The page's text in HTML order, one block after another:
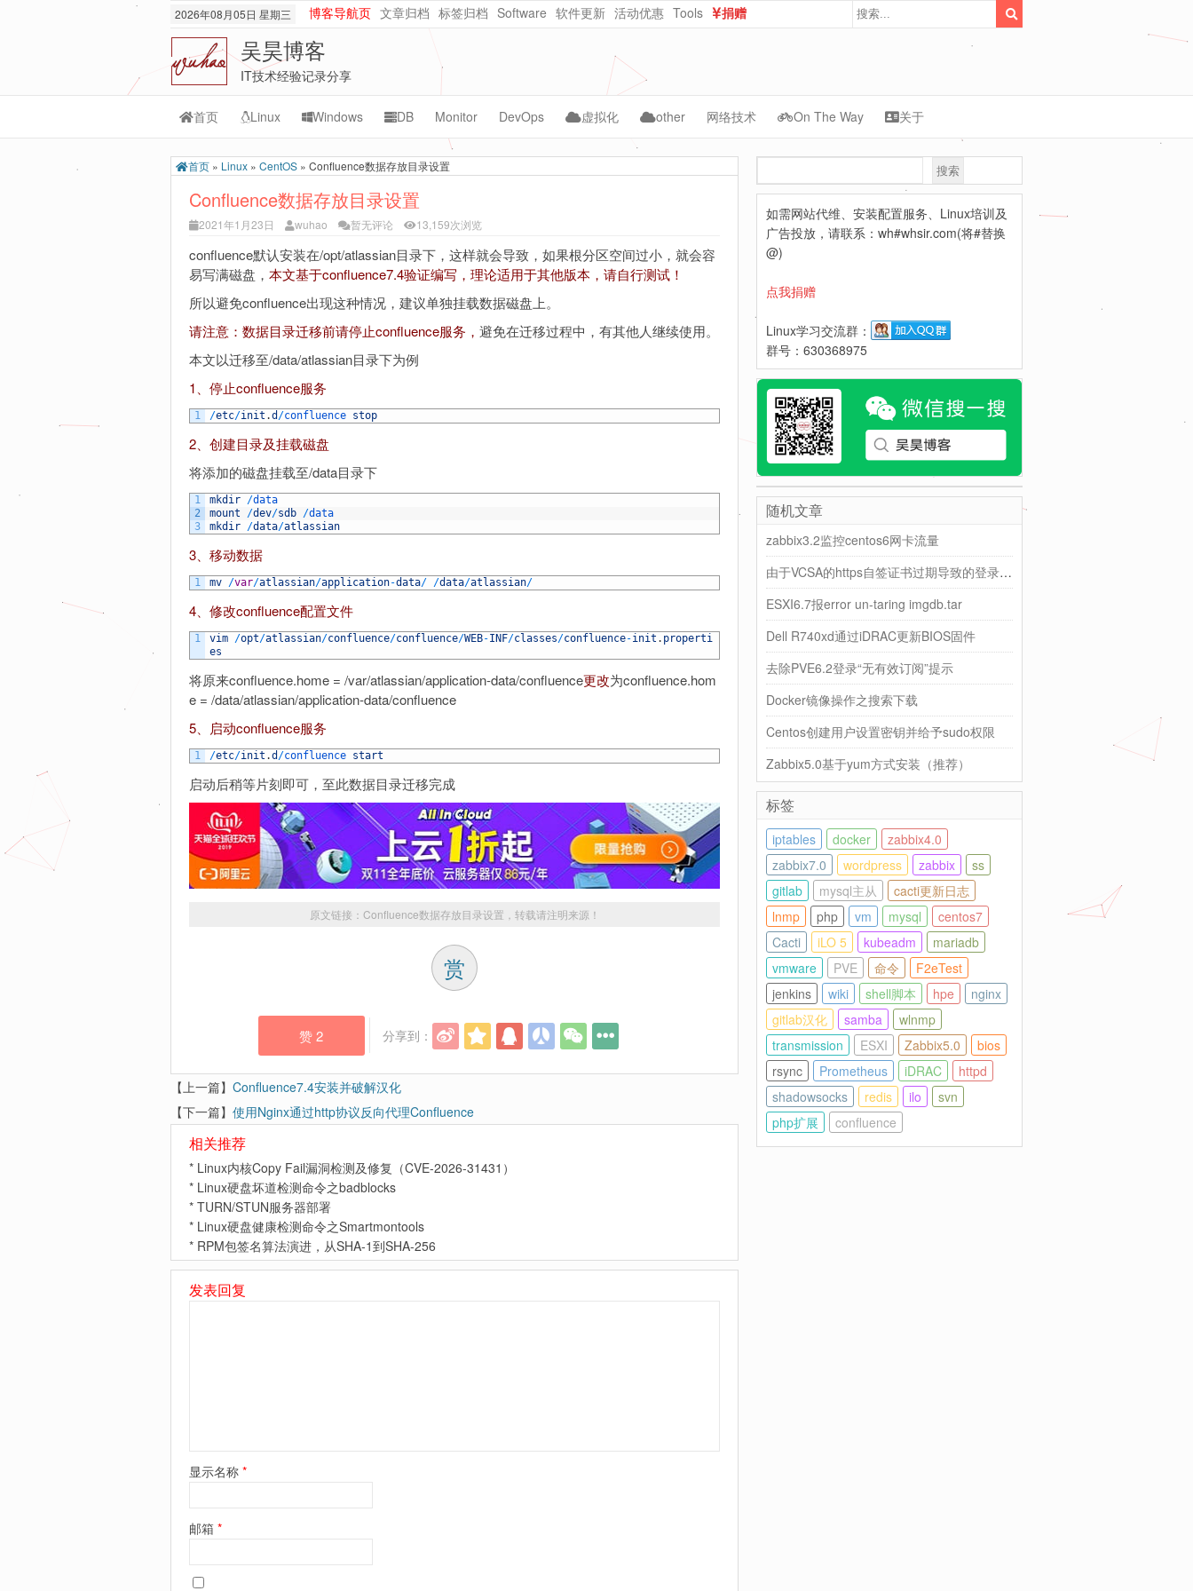
2026年08月05日 星期三 博客导航页 文章归档 标签归档 Software 软件更新 活动优惠 Tools
捐赠
吴昊博客
IT技术经验记录分享
首页 Linux
Transmission
lnmp
git-svn
Windows DB
MySQL
MongoDB
Monitor
Cacti
Grafana
Prometheus
Lepus
DevOps
Jenkins
ceph
python
虚拟化
vmware
OpenNebula
other
AI
Website-Data
Nextcloud
网络技术
CMS
synology
On The Way 关于
首页 » Linux » CentOS » Confluence数据存放目录设置
Confluence数据存放目录设置
2021年1月23日 wuhao 暂无评论 13,159次浏览
confluence默认安装在/opt/atlassian目录下，这样就会导致，如果根分区空间过小，就会容
易写满磁盘， 本文基于confluence7.4验证编写，理论适用于其他版本，请自行测试！
所以避免confluence出现这种情况，建议单独挂载数据磁盘上。
请注意：数据目录迁移前请停止confluence服务， 避免在迁移过程中，有其他人继续使用。
本文以迁移至/data/atlassian目录下为例
1、停止confluence服务
1 /etc/init .d /confluence stop
2、创建目录及挂载磁盘
将添加的磁盘挂载至/data目录下
1
2
3
mkdir /data
mount
/dev/sdb /data
mkdir /data/atlassian
3、移动数据
1 mv /var/atlassian/application-data/ /data/atlassian/
4、修改confluence配置文件
1 vim /opt/atlassian/confluence/confluence/WEB-INF/classes/confluence-init . properti
es
将原来confluence.home = /var/atlassian/application-data/confluence更改为confluence.hom
e = /data/atlassian/application-data/confluence
5、启动confluence服务
1 /etc/init .d /confluence start
启动后稍等片刻即可，至此数据目录迁移完成
原文链接： Confluence数据存放目录设置 ，转载请注明来源！
赏
赞2 分享到：
【上一篇】 Confluence7.4安装并破解汉化
【下一篇】 使用Nginx通过http协议反向代理Confluence
相关推荐
* Linux内核Copy Fail漏洞检测及修复（CVE-2026-31431）
* Linux硬盘坏道检测命令之badblocks
* TURN/STUN服务器部署
* Linux硬盘健康检测命令之Smartmontools
* RPM包签名算法演进，从SHA-1到SHA-256
发表回复
显示名称 *
邮箱 *
索
搜索
如需网站代维、安装配置服务、Linux培训及
广告投放，请联系：wh#whsir.com(将#替换
@)
点我捐赠
Linux学习交流群：
群号：630368975
随机文章
zabbix3.2监控centos6网卡流量
由于VCSA的https自签证书过期导致的登录异常解决
ESXI6.7报error un-taring imgdb.tar
Dell R740xd通过iDRAC更新BIOS固件
去除PVE6.2登录“无有效订阅”提示
Docker镜像操作之搜索下载
Centos创建用户设置密钥并给予sudo权限
Zabbix5.0基于yum方式安装（推荐）
标签
iptables docker
zabbix4.0
zabbix7.0
wordpress zabbix
ss
gitlab
mysql主从
cacti更新日志
lnmp
php vm mysql
centos7
Cacti
iLO 5 kubeadm
mariadb
vmware
PVE 命令
F2eTest
jenkins
wiki shell脚本 hpe
nginx
gitlab汉化
samba
wlnmp
transmission
ESXI Zabbix5.0
bios
rsync
Prometheus iDRAC
httpd
shadowsocks
redis ilo
svn
php扩展
confluence